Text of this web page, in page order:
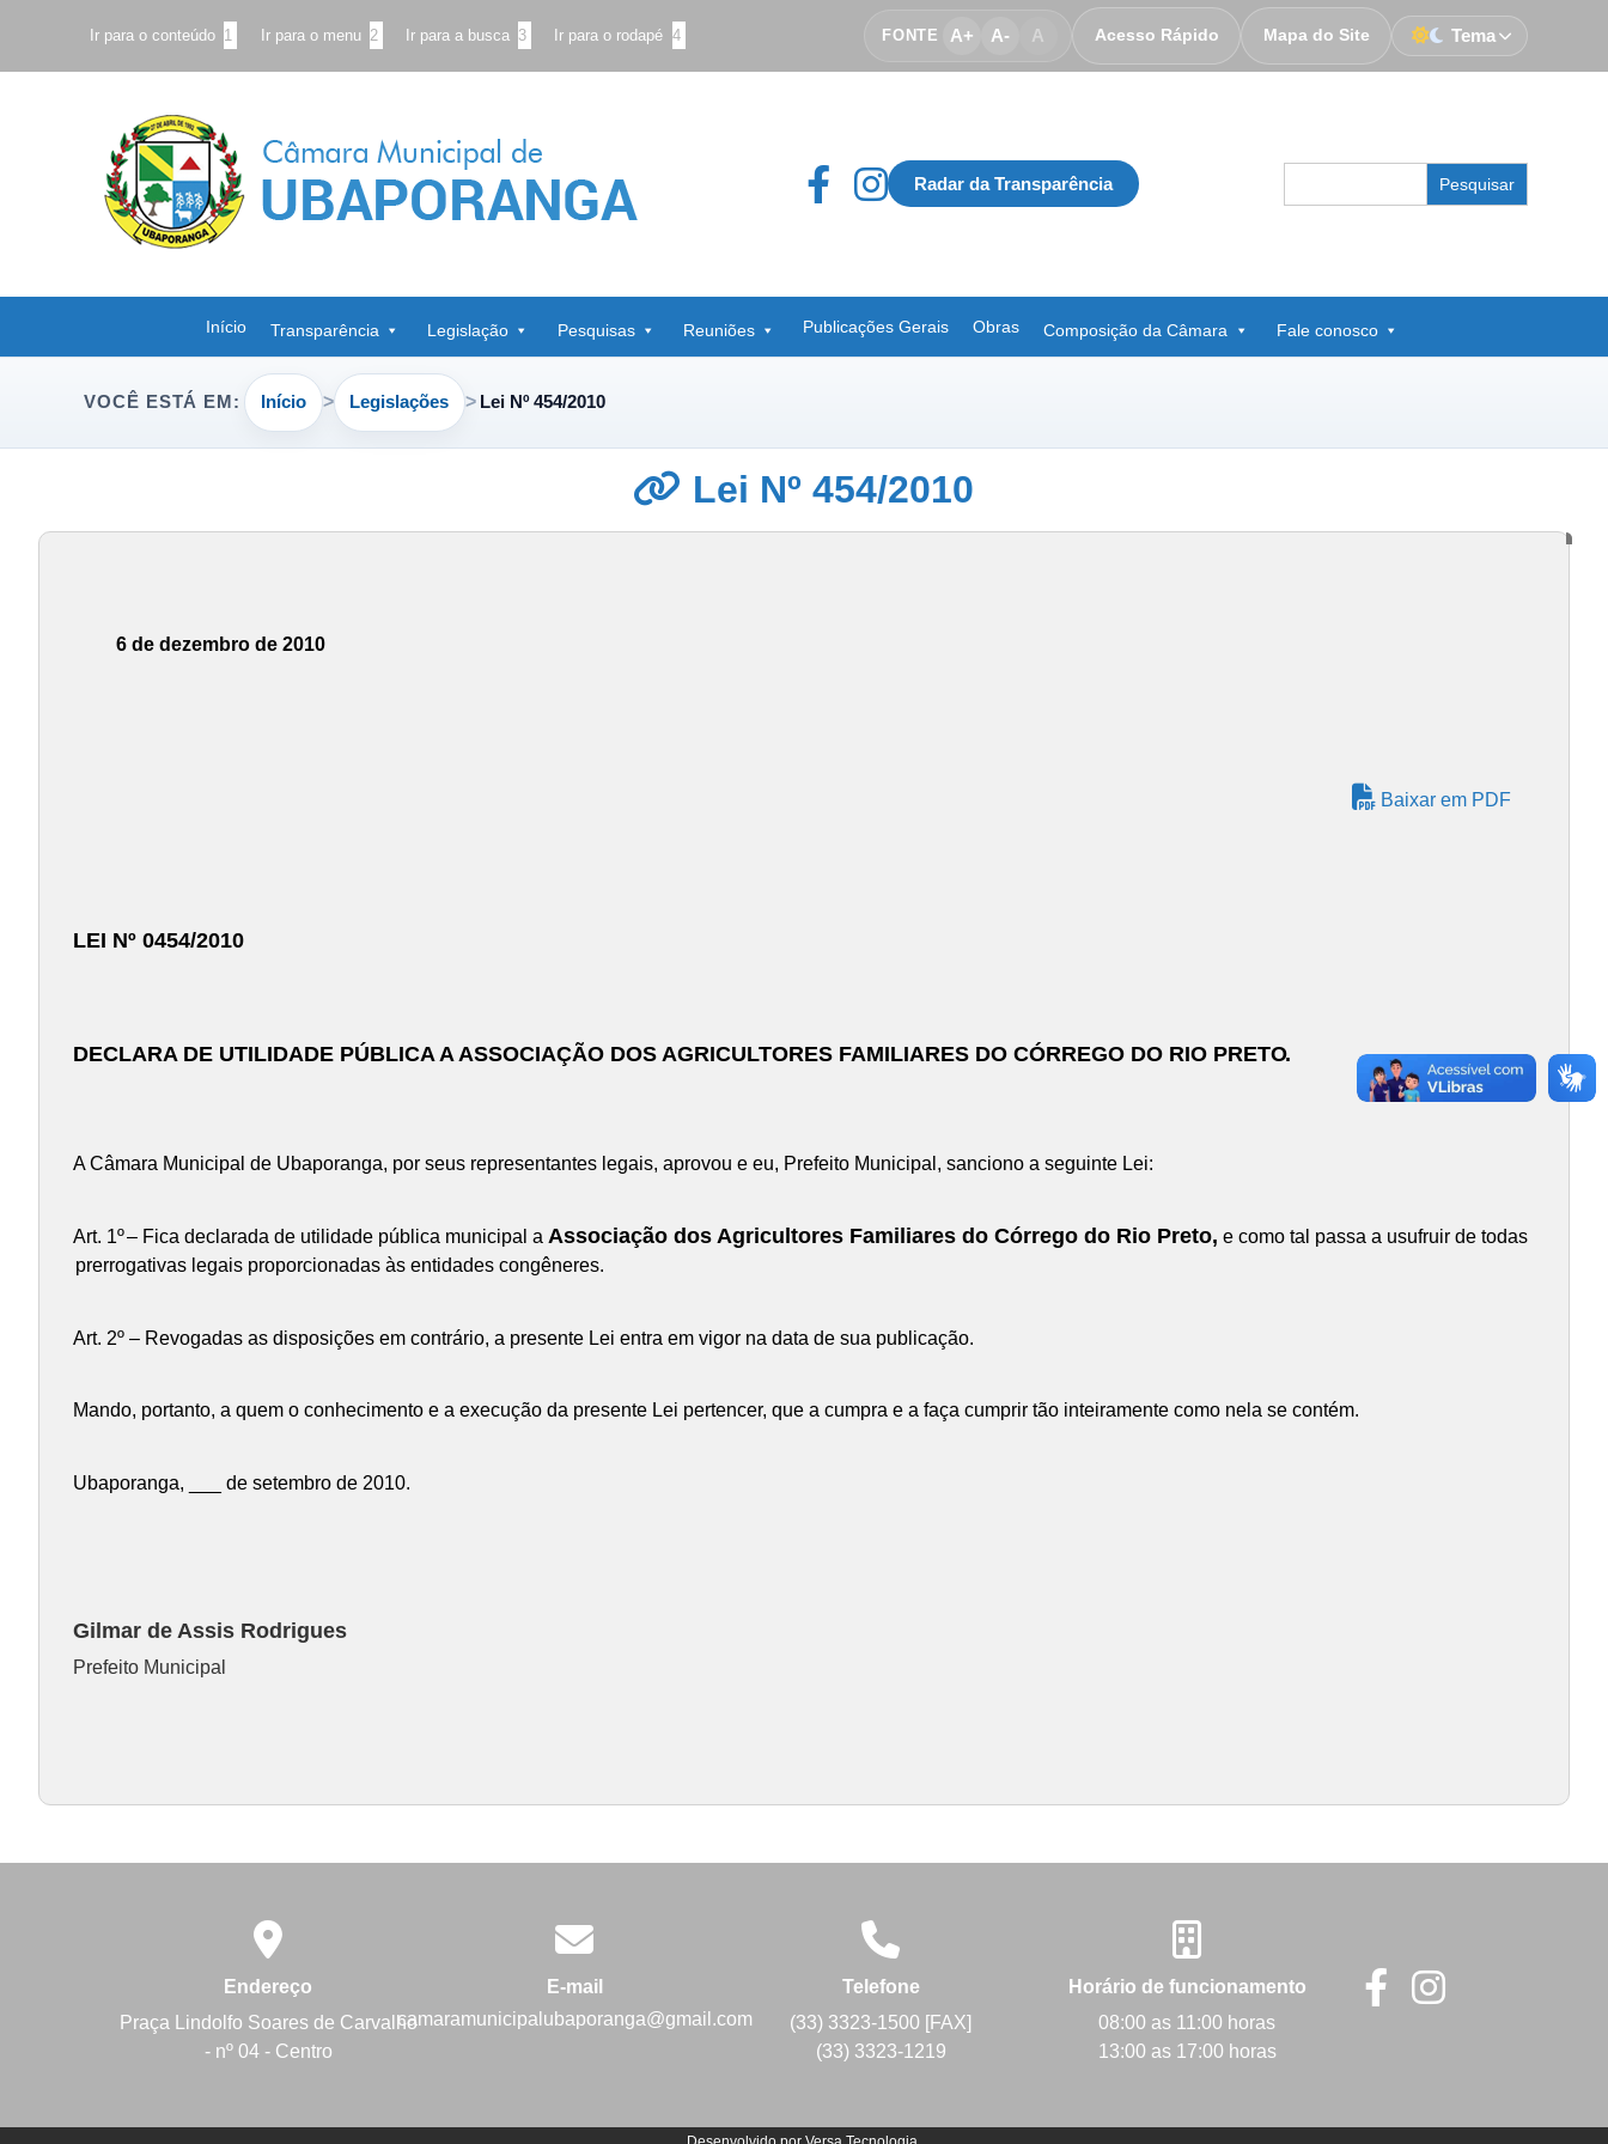
Ir para o conteúdo 1 Ir para o menu 2 Ir para a busca 3 Ir para o rodapé 4 FONTE A+ A- A Acesso Rápido Mapa do Site Tema
Radar da Transparência
for:
Início Transparência Legislação Pesquisas Reuniões Publicações Gerais Obras Composição da Câmara Fale conosco
VOCÊ ESTÁ EM: Início Legislações Lei Nº 454/2010
Lei Nº 454/2010
6 de dezembro de 2010
Baixar em PDF
LEI Nº 0454/2010
DECLARA DE UTILIDADE PÚBLICA A ASSOCIAÇÃO DOS AGRICULTORES FAMILIARES DO CÓRREGO DO RIO PRETO.
A Câmara Municipal de Ubaporanga, por seus representantes legais, aprovou e eu, Prefeito Municipal, sanciono a seguinte Lei:
Art. 1º– Fica declarada de utilidade pública municipal a Associação dos Agricultores Familiares do Córrego do Rio Preto, e como tal passa a usufruir de todas
prerrogativas legais proporcionadas às entidades congêneres.
Art. 2º – Revogadas as disposições em contrário, a presente Lei entra em vigor na data de sua publicação.
Mando, portanto, a quem o conhecimento e a execução da presente Lei pertencer, que a cumpra e a faça cumprir tão inteiramente como nela se contém.
Ubaporanga, ___ de setembro de 2010.
Gilmar de Assis Rodrigues
Prefeito Municipal
Endereço
Praça Lindolfo Soares de Carvalho
- nº 04 - Centro
E-mail
camaramunicipalubaporanga@gmail.com
Telefone
(33) 3323-1500 [FAX]
(33) 3323-1219
Horário de funcionamento
08:00 as 11:00 horas
13:00 as 17:00 horas